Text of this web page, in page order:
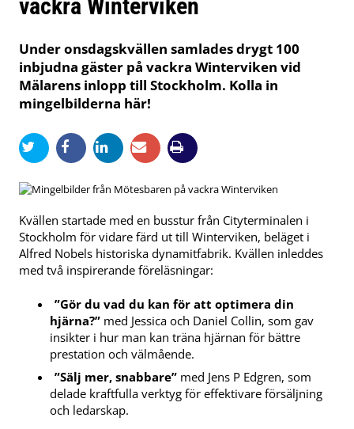
vackra Winterviken
Under onsdagskvällen samlades drygt 100
inbjudna gäster på vackra Winterviken vid
Mälarens inlopp till Stockholm. Kolla in
mingelbilderna här!
Kvällen startade med en busstur från Cityterminalen i
Stockholm för vidare färd ut till Winterviken, beläget i
Alfred Nobels historiska dynamitfabrik. Kvällen inleddes
med två inspirerande föreläsningar:
”Gör du vad du kan för att optimera din
hjärna?” med Jessica och Daniel Collin, som gav
insikter i hur man kan träna hjärnan för bättre
prestation och välmående.
”Sälj mer, snabbare” med Jens P Edgren, som
delade kraftfulla verktyg för effektivare försäljning
och ledarskap.